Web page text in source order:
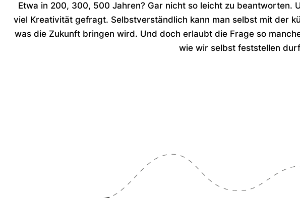
Etwa in 200, 300, 500 Jahren? Gar nicht so leicht zu beantworten.
viel Kreativität gefragt. Selbstverständlich kann man selbst mit der
was die Zukunft bringen wird. Und doch erlaubt die Frage so
wie wir selbst feststellen